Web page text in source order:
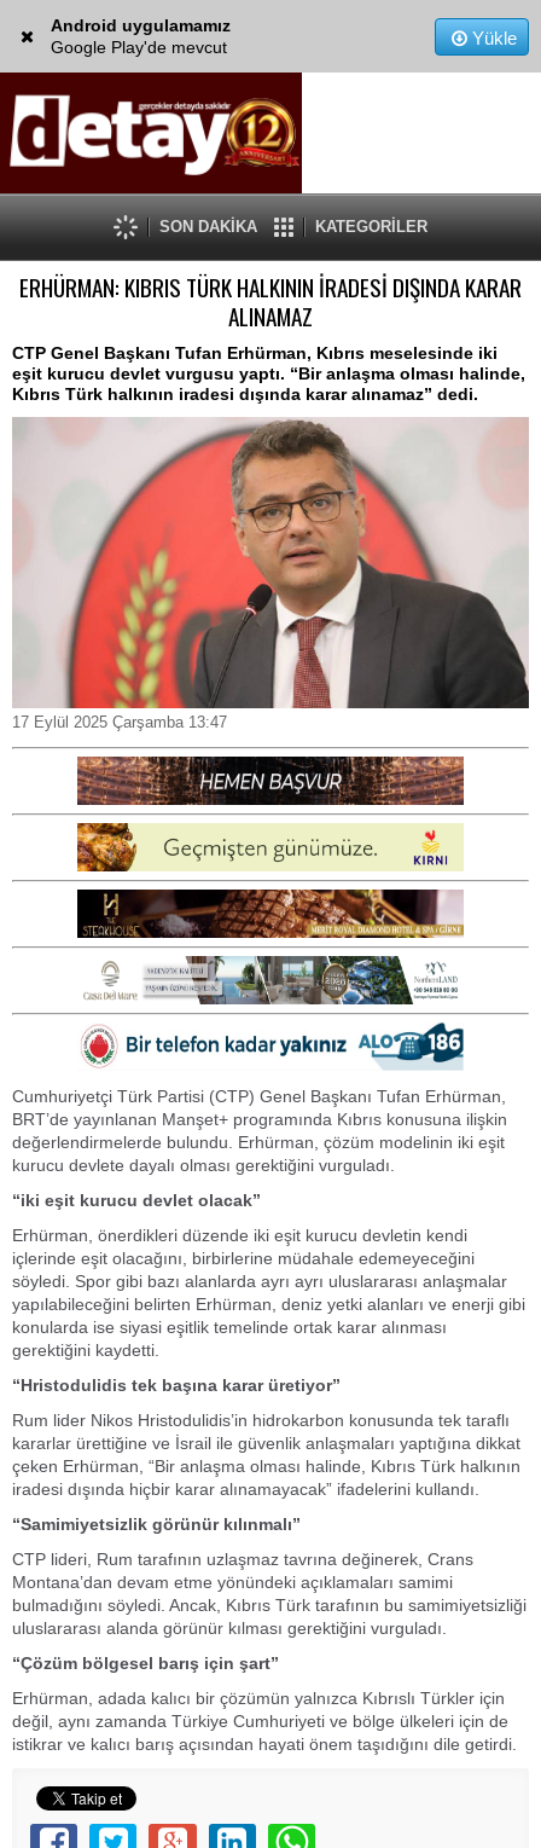
Android uygulamamız
Google Play'de mevcut
Yükle
SON DAKİKA KATEGORİLER
ERHÜRMAN: KIBRIS TÜRK HALKININ İRADESİ DIŞINDA KARAR
ALINAMAZ
CTP Genel Başkanı Tufan Erhürman, Kıbrıs meselesinde iki
eşit kurucu devlet vurgusu yaptı. “Bir anlaşma olması halinde,
Kıbrıs Türk halkının iradesi dışında karar alınamaz” dedi.
17 Eylül 2025 Çarşamba 13:47
Cumhuriyetçi Türk Partisi (CTP) Genel Başkanı Tufan Erhürman,
BRT’de yayınlanan Manşet+ programında Kıbrıs konusuna ilişkin
değerlendirmelerde bulundu. Erhürman, çözüm modelinin iki eşit
kurucu devlete dayalı olması gerektiğini vurguladı.
“iki eşit kurucu devlet olacak”
Erhürman, önerdikleri düzende iki eşit kurucu devletin kendi
içlerinde eşit olacağını, birbirlerine müdahale edemeyeceğini
söyledi. Spor gibi bazı alanlarda ayrı ayrı uluslararası anlaşmalar
yapılabileceğini belirten Erhürman, deniz yetki alanları ve enerji gibi
konularda ise siyasi eşitlik temelinde ortak karar alınması
gerektiğini kaydetti.
“Hristodulidis tek başına karar üretiyor”
Rum lider Nikos Hristodulidis’in hidrokarbon konusunda tek taraflı
kararlar ürettiğine ve İsrail ile güvenlik anlaşmaları yaptığına dikkat
çeken Erhürman, “Bir anlaşma olması halinde, Kıbrıs Türk halkının
iradesi dışında hiçbir karar alınamayacak” ifadelerini kullandı.
“Samimiyetsizlik görünür kılınmalı”
CTP lideri, Rum tarafının uzlaşmaz tavrına değinerek, Crans
Montana’dan devam etme yönündeki açıklamaları samimi
bulmadığını söyledi. Ancak, Kıbrıs Türk tarafının bu samimiyetsizliği
uluslararası alanda görünür kılması gerektiğini vurguladı.
“Çözüm bölgesel barış için şart”
Erhürman, adada kalıcı bir çözümün yalnızca Kıbrıslı Türkler için
değil, aynı zamanda Türkiye Cumhuriyeti ve bölge ülkeleri için de
istikrar ve kalıcı barış açısından hayati önem taşıdığını dile getirdi.